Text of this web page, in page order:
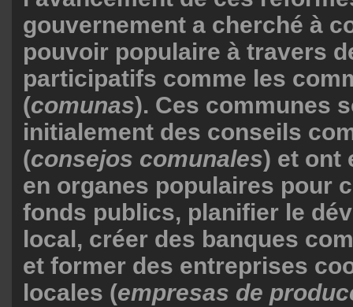
gouvernement a cherché à
pouvoir populaire à travers
participatifs comme les
(comunas). Ces communes
initialement des conseils
(consejos comunales) et ont
en organes populaires pour
fonds publics, planifier le
local, créer des banques
et former des entreprises
locales (empresas de